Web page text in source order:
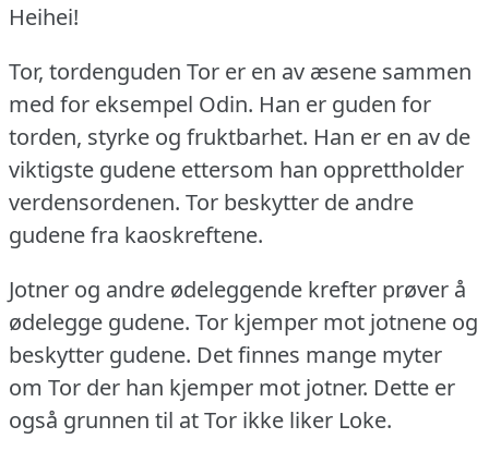
Heihei!
Tor, tordenguden Tor er en av æsene sammen
med for eksempel Odin. Han er guden for
torden, styrke og fruktbarhet. Han er en av de
viktigste gudene ettersom han opprettholder
verdensordenen. Tor beskytter de andre
gudene fra kaoskreftene.
Jotner og andre ødeleggende krefter prøver å
ødelegge gudene. Tor kjemper mot jotnene og
beskytter gudene. Det finnes mange myter
om Tor der han kjemper mot jotner. Dette er
også grunnen til at Tor ikke liker Loke.